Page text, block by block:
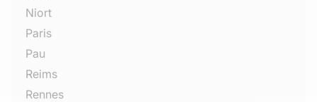
Niort
Paris
Pau
Reims
Rennes